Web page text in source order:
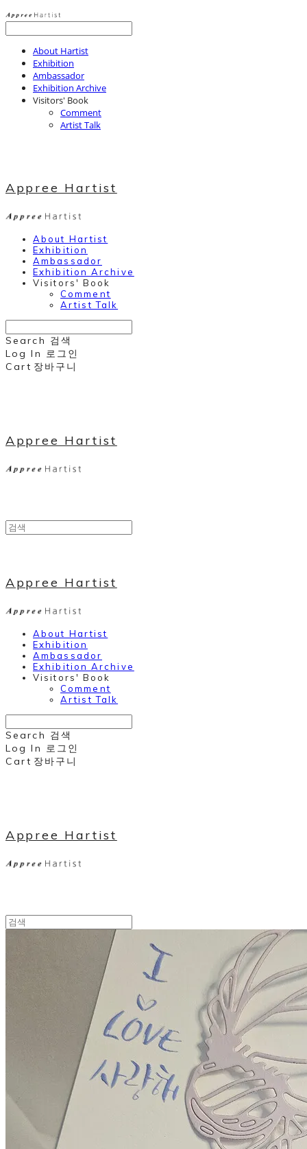
About Hartist
Exhibition
Ambassador
Exhibition Archive
Visitors' Book
Comment
Artist Talk
Appree Hartist
About Hartist
Exhibition
Ambassador
Exhibition Archive
Visitors' Book
Comment
Artist Talk
Search 검색
Log In 로그인
Cart 장바구니
Appree Hartist
Appree Hartist
About Hartist
Exhibition
Ambassador
Exhibition Archive
Visitors' Book
Comment
Artist Talk
Search 검색
Log In 로그인
Cart 장바구니
Appree Hartist